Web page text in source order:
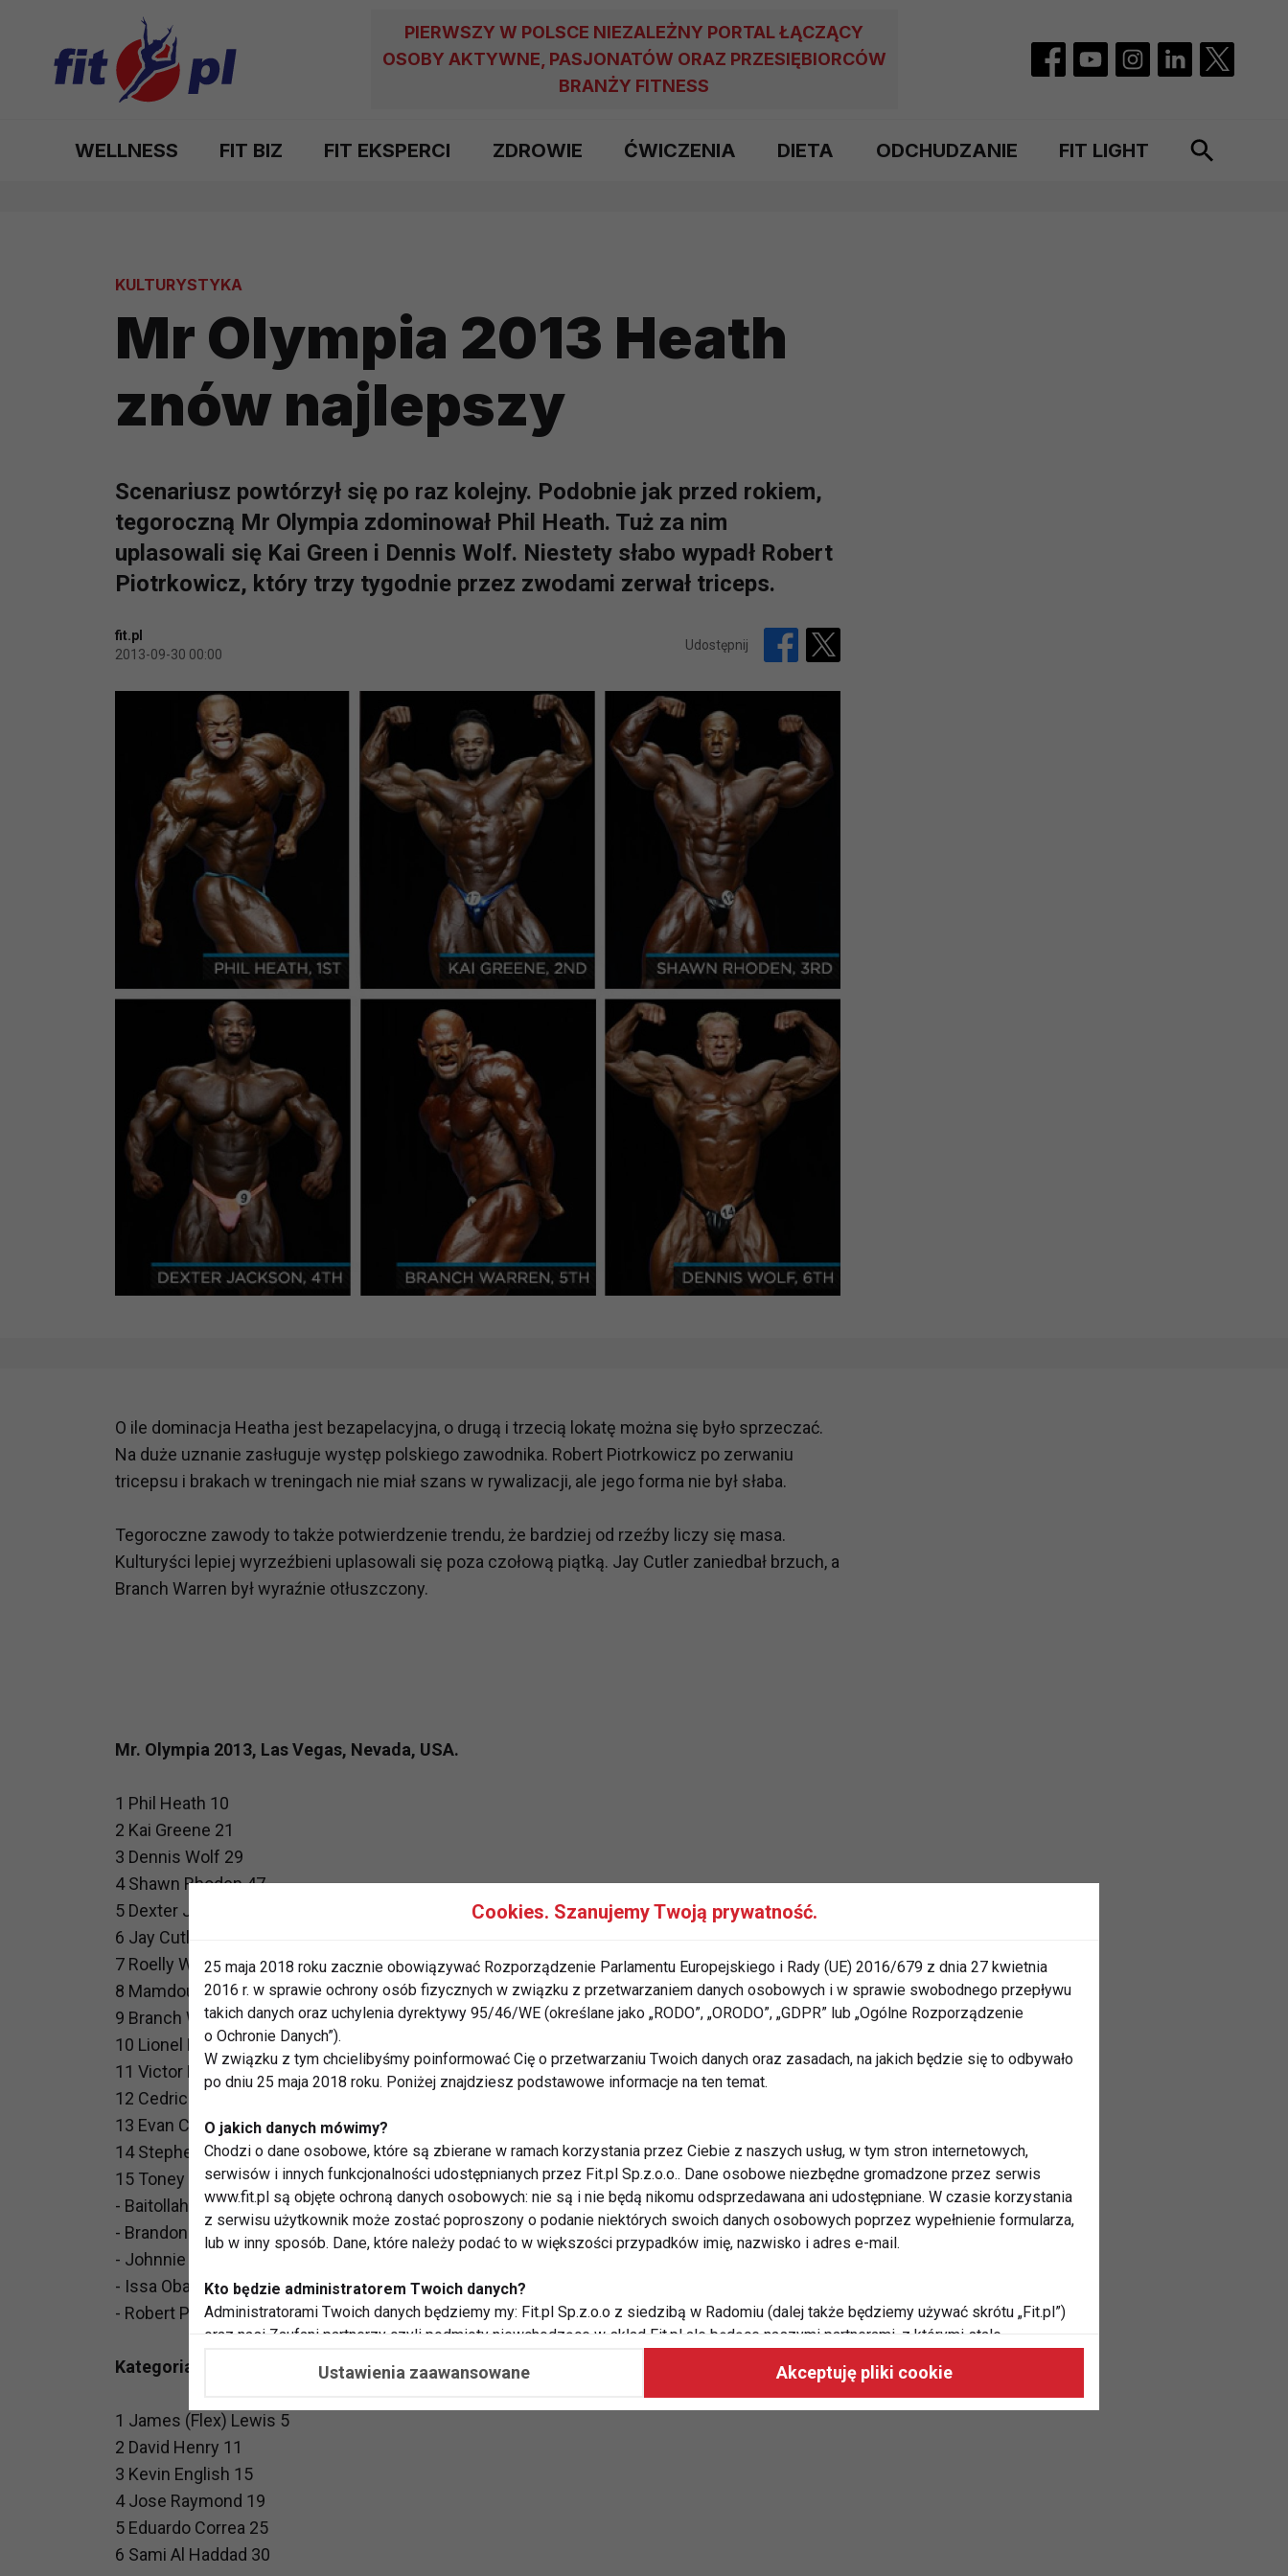
PIERWSZY W POLSCE NIEZALEŻNY PORTAL ŁĄCZĄCY
OSOBY AKTYWNE, PASJONATÓW ORAZ PRZESIĘBIORCÓW
BRANŻY FITNESS
WELLNESS FIT BIZ FIT EKSPERCI ZDROWIE ĆWICZENIA DIETA ODCHUDZANIE FIT LIGHT
KULTURYSTYKA
Mr Olympia 2013 Heath
znów najlepszy
Scenariusz powtórzył się po raz kolejny. Podobnie jak przed rokiem,
tegoroczną Mr Olympia zdominował Phil Heath. Tuż za nim
uplasowali się Kai Green i Dennis Wolf. Niestety słabo wypadł Robert
Piotrkowicz, który trzy tygodnie przez zwodami zerwał triceps.
fit.pl
2013-09-30 00:00
Udostępnij
O ile dominacja Heatha jest bezapelacyjna, o drugą i trzecią lokatę można się było sprzeczać.
Na duże uznanie zasługuje występ polskiego zawodnika. Robert Piotrkowicz po zerwaniu
tricepsu i brakach w treningach nie miał szans w rywalizacji, ale jego forma nie był słaba.
Tegoroczne zawody to także potwierdzenie trendu, że bardziej od rzeźby liczy się masa.
Kulturyści lepiej wyrzeźbieni uplasowali się poza czołową piątką. Jay Cutler zaniedbał brzuch, a
Branch Warren był wyraźnie otłuszczony.
Mr. Olympia 2013, Las Vegas, Nevada, USA.
1 Phil Heath 10
2 Kai Greene 21
3 Dennis Wolf 29
4 Shawn Rhoden 47
5 Dexter Jackson 51
6 Jay Cutler 55
7 Roelly Winklaar 69
8 Mamdouh Elssbiay 87
9 Branch Warren 93
10 Lionel Beyeke 98
11 Victor Martinez 111
12 Cedric McMillan 120
13 Evan Centopani 126
14 Stephen Kuclo 137
15 Toney Freeman 152
- Baitollah Abbaspour
- Brandon Curry
- Johnnie Jackson
- Issa Obaid
- Robert Piotrkowicz
Kategoria lekka (do 96 kg):
1 James (Flex) Lewis 5
2 David Henry 11
3 Kevin English 15
4 Jose Raymond 19
5 Eduardo Correa 25
6 Sami Al Haddad 30
Cookies. Szanujemy Twoją prywatność.
25 maja 2018 roku zacznie obowiązywać Rozporządzenie Parlamentu Europejskiego i Rady (UE) 2016/679 z dnia 27 kwietnia
2016 r. w sprawie ochrony osób fizycznych w związku z przetwarzaniem danych osobowych i w sprawie swobodnego przepływu
takich danych oraz uchylenia dyrektywy 95/46/WE (określane jako „RODO”, „ORODO”, „GDPR” lub „Ogólne Rozporządzenie
o Ochronie Danych”).
W związku z tym chcielibyśmy poinformować Cię o przetwarzaniu Twoich danych oraz zasadach, na jakich będzie się to odbywało
po dniu 25 maja 2018 roku. Poniżej znajdziesz podstawowe informacje na ten temat.
O jakich danych mówimy?
Chodzi o dane osobowe, które są zbierane w ramach korzystania przez Ciebie z naszych usług, w tym stron internetowych,
serwisów i innych funkcjonalności udostępnianych przez Fit.pl Sp.z.o.o.. Dane osobowe niezbędne gromadzone przez serwis
www.fit.pl są objęte ochroną danych osobowych: nie są i nie będą nikomu odsprzedawana ani udostępniane. W czasie korzystania
z serwisu użytkownik może zostać poproszony o podanie niektórych swoich danych osobowych poprzez wypełnienie formularza,
lub w inny sposób. Dane, które należy podać to w większości przypadków imię, nazwisko i adres e-mail.
Kto będzie administratorem Twoich danych?
Administratorami Twoich danych będziemy my: Fit.pl Sp.z.o.o z siedzibą w Radomiu (dalej także będziemy używać skrótu „Fit.pl”)
oraz nasi Zaufani partnerzy czyli podmioty niewchodzące w skład Fit.pl ale będące naszymi partnerami, z którymi stale
potrzeb i zainteresowań.
Dlaczego chcemy przetwarzać Twoje dane?
Przetwarzamy te dane w celach, aby:
dopasować treści stron i ich tematykę, w tym tematykę ukazujących się tam materiałów do Twoich zainteresowań oraz do
przeprowadzania konkursów z nagrodami,
zapewnić Ci większe bezpieczeństwo usług, w tym aby wykryć ewentualne boty, oszustwa czy nadużycia,
dokonywać pomiarów, które pozwalają nam udoskonalać nasze usługi i sprawić, że będą maksymalnie odpowiadać Twoim
Ustawienia zaawansowane Akceptuję pliki cookie